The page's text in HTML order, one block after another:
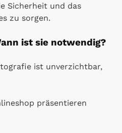
Sicherheit und das
zu sorgen.
ist sie notwendig?
ist unverzichtbar,
präsentieren